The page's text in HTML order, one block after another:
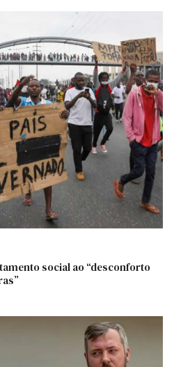
social ao “desconforto